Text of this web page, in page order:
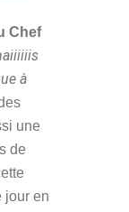
Chef
à
une
de
jour en